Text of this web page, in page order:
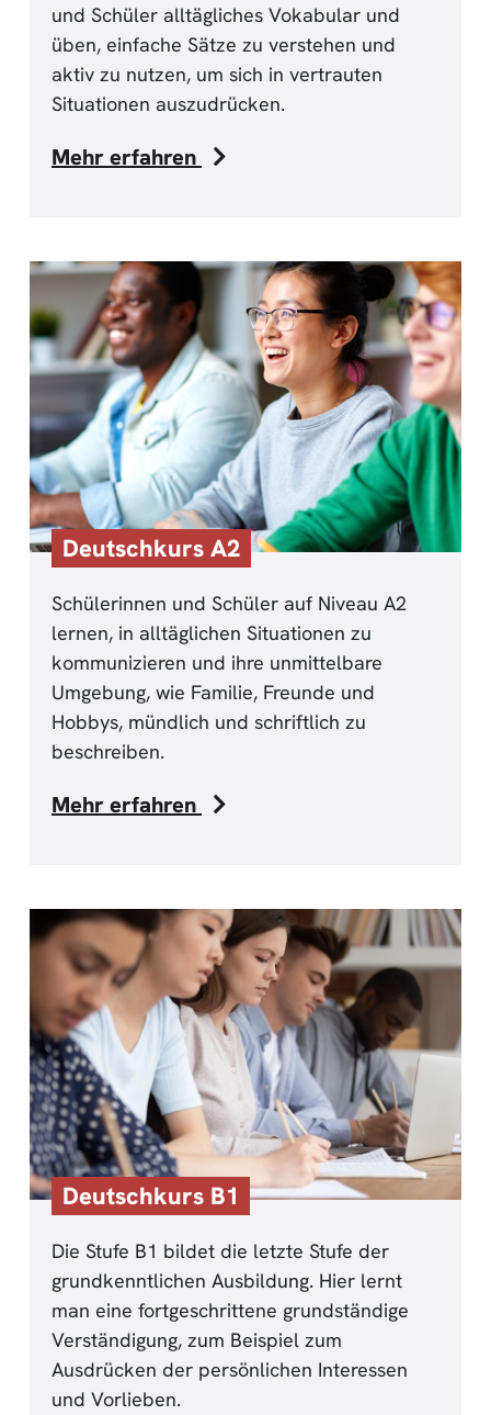
und Schüler alltägliches Vokabular und
üben, einfache Sätze zu verstehen und
aktiv zu nutzen, um sich in vertrauten
Situationen auszudrücken.
Mehr erfahren
Deutschkurs A2
Schülerinnen und Schüler auf Niveau A2
lernen, in alltäglichen Situationen zu
kommunizieren und ihre unmittelbare
Umgebung, wie Familie, Freunde und
Hobbys, mündlich und schriftlich zu
beschreiben.
Mehr erfahren
Deutschkurs B1
Die Stufe B1 bildet die letzte Stufe der
grundkenntlichen Ausbildung. Hier lernt
man eine fortgeschrittene grundständige
Verständigung, zum Beispiel zum
Ausdrücken der persönlichen Interessen
und Vorlieben.